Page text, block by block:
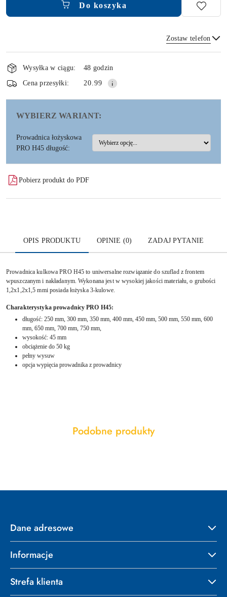
Do koszyka
Zostaw telefon
Wyślij
Dostępność
i
dostawa
Wysyłka w ciągu:
48 godzin
Cena przesyłki:
20.99
WYBIERZ WARIANT:
Prowadnica łożyskowa
PRO H45 długość:
Pobierz produkt do PDF
OPIS PRODUKTU OPINIE (0) ZADAJ PYTANIE
Prowadnica kulkowa PRO H45 to uniwersalne rozwiązanie do szuflad z frontem
wpuszczanym i nakładanym. Wykonana jest w wysokiej jakości materiału, o grubości
1,2x1,2x1,5 mmi posiada łożyska 3-kulowe.
Charakterystyka prowadnicy PRO H45:
długość: 250 mm, 300 mm, 350 mm, 400 mm, 450 mm, 500 mm, 550 mm, 600
mm, 650 mm, 700 mm, 750 mm,
wysokość: 45 mm
obciążenie do 50 kg
pełny wysuw
opcja wypięcia prowadnika z prowadnicy
Pomiń karuzelę produktów
Produkty
Podobne produkty
Dane adresowe
Informacje
Strefa klienta